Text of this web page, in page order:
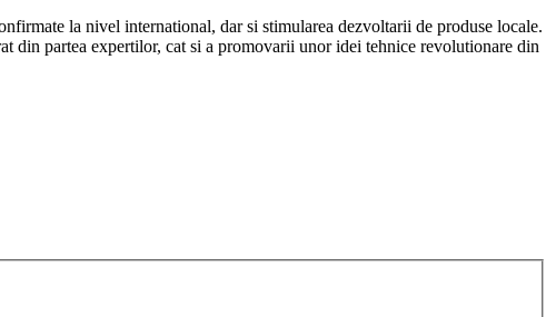
la nivel international, dar si stimularea dezvoltarii de produse locale.
din partea expertilor, cat si a promovarii unor idei tehnice revolutionare din